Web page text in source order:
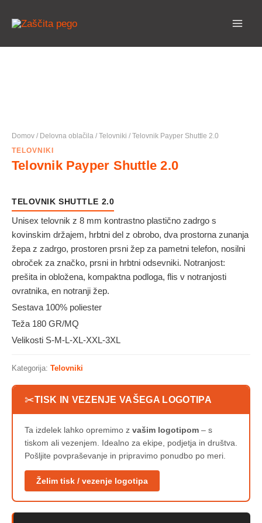
Domov / Delovna oblačila / Telovniki / Telovnik Payper Shuttle 2.0
TELOVNIKI
Telovnik Payper Shuttle 2.0
TELOVNIK SHUTTLE 2.0
Unisex telovnik z 8 mm kontrastno plastično zadrgo s
kovinskim držajem, hrbtni del z obrobo, dva prostorna zunanja
žepa z zadrgo, prostoren prsni žep za pametni telefon, nosilni
obroček za značko, prsni in hrbtni odsevniki. Notranjost:
prešita in obložena, kompaktna podloga, flis v notranjosti
ovratnika, en notranji žep.
Sestava 100% poliester
Teža 180 GR/MQ
Velikosti S-M-L-XL-XXL-3XL
Kategorija: Telovniki
✂TISK IN VEZENJE VAŠEGA LOGOTIPA
Ta izdelek lahko opremimo z vašim logotipom – s
tiskom ali vezenjem. Idealno za ekipe, podjetja in društva.
Pošljite povpraševanje in pripravimo ponudbo po meri.
Želim tisk / vezenje logotipa